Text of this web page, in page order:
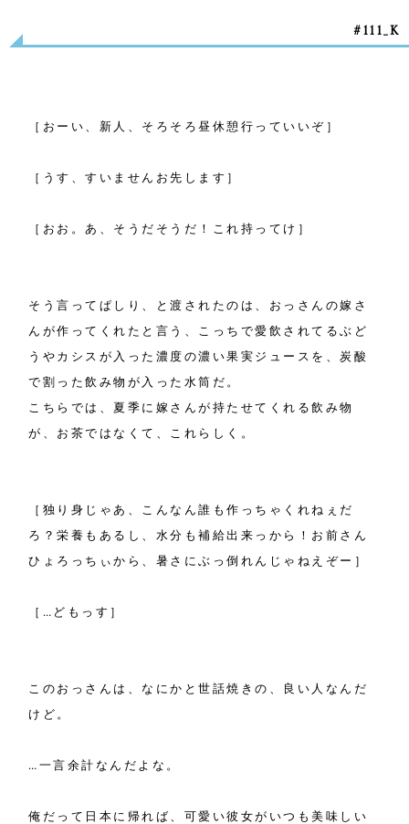
#111_K
［おーい、新人、そろそろ昼休憩行っていいぞ］
［うす、すいませんお先します］
［おお。あ、そうだそうだ！これ持ってけ］
そう言ってぱしり、と渡されたのは、おっさんの嫁さ
んが作ってくれたと言う、こっちで愛飲されてるぶど
うやカシスが入った濃度の濃い果実ジュースを、炭酸
で割った飲み物が入った水筒だ。
こちらでは、夏季に嫁さんが持たせてくれる飲み物
が、お茶ではなくて、これらしく。
［独り身じゃあ、こんなん誰も作っちゃくれねぇだ
ろ？栄養もあるし、水分も補給出来っから！お前さん
ひょろっちぃから、暑さにぶっ倒れんじゃねえぞー］
［…どもっす］
このおっさんは、なにかと世話焼きの、良い人なんだ
けど。
…一言余計なんだよな。
俺だって日本に帰れば、可愛い彼女がいつも美味しい